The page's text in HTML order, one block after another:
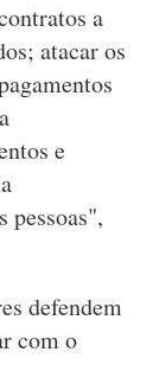
a
atacar os
e
pessoas",
defendem
com o